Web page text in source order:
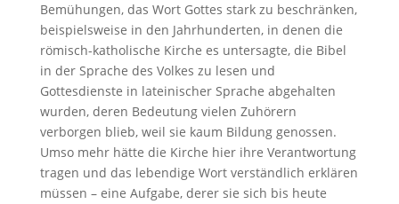
Bemühungen, das Wort Gottes stark zu beschränken,
beispielsweise in den Jahrhunderten, in denen die
römisch-katholische Kirche es untersagte, die Bibel
in der Sprache des Volkes zu lesen und
Gottesdienste in lateinischer Sprache abgehalten
wurden, deren Bedeutung vielen Zuhörern
verborgen blieb, weil sie kaum Bildung genossen.
Umso mehr hätte die Kirche hier ihre Verantwortung
tragen und das lebendige Wort verständlich erklären
müssen – eine Aufgabe, derer sie sich bis heute